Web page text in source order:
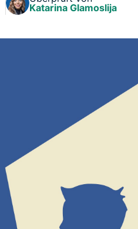
Katarina Glamoslija